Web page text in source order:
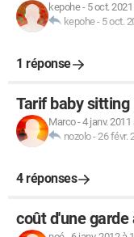
kepohe- 5 oct.
kepohe- 5 oct.
1 réponse
Tarif baby sitting
Marco-4 janv. 2011
nozolo-26 févr.
4 réponses
coût d'une